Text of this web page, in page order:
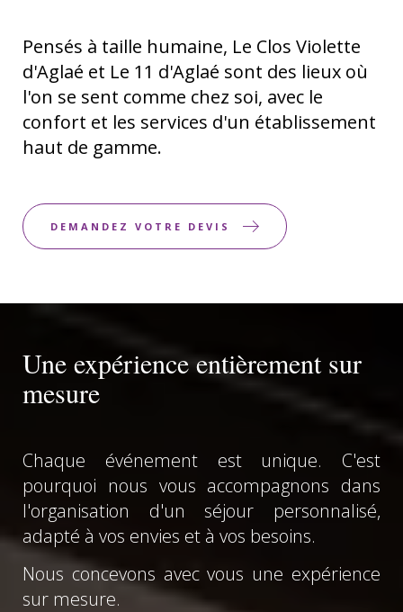
Pensés à taille humaine, Le Clos Violette
d'Aglaé et Le 11 d'Aglaé sont des lieux où
l'on se sent comme chez soi, avec le
confort et les services d'un établissement
haut de gamme.
DEMANDEZ VOTRE DEVIS
Une expérience entièrement sur
mesure
Chaque événement est unique. C'est
pourquoi nous vous accompagnons dans
l'organisation d'un séjour personnalisé,
adapté à vos envies et à vos besoins.
Nous concevons avec vous une expérience
sur mesure.